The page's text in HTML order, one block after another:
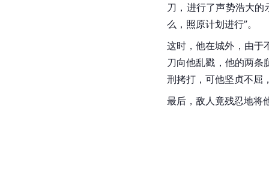
刀，进行了声势浩大的
么，照原计划进行”。
这时，他在城外，由于
刀向他乱戳，他的两条
刑拷打 ，可他坚贞不屈
最后，敌人竟残忍地将